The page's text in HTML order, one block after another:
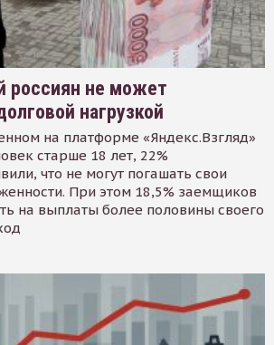
не может
нагрузкой
на платформе «Яндекс.Взгляд»
старше 18 лет, 22%
что не могут погашать свои
При этом 18,5% заемщиков
на выплаты более половины своего